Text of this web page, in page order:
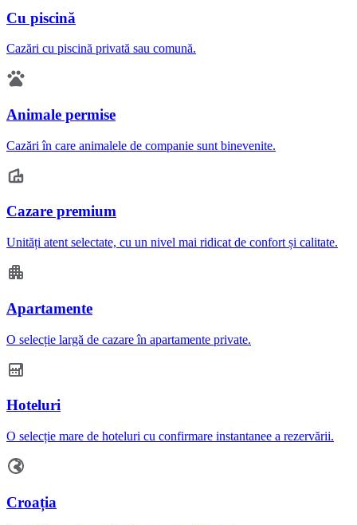
Cu piscină
Cazări cu piscină privată sau comună.
Animale permise
Cazări în care animalele de companie sunt binevenite.
Cazare premium
Unități atent selectate, cu un nivel mai ridicat de confort și calitate.
Apartamente
O selecție largă de cazare în apartamente private.
Hoteluri
O selecție mare de hoteluri cu confirmare instantanee a rezervării.
Croația